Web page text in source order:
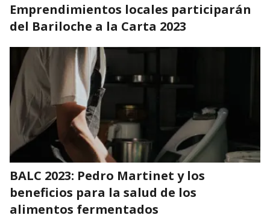
Emprendimientos locales participarán
del Bariloche a la Carta 2023
BALC 2023: Pedro Martinet y los
beneficios para la salud de los
alimentos fermentados